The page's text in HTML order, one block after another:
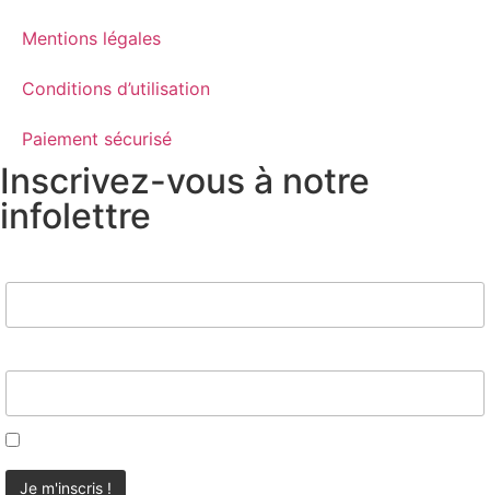
Mentions légales
Conditions d’utilisation
Paiement sécurisé
Inscrivez-vous à notre
infolettre